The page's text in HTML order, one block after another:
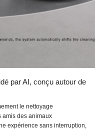
par AI, conçu autour de
le nettoyage
amis des animaux
expérience sans interruption,